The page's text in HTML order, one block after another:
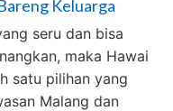
Keluarga
seru dan bisa
maka Hawai
satu pilihan yang
Malang dan